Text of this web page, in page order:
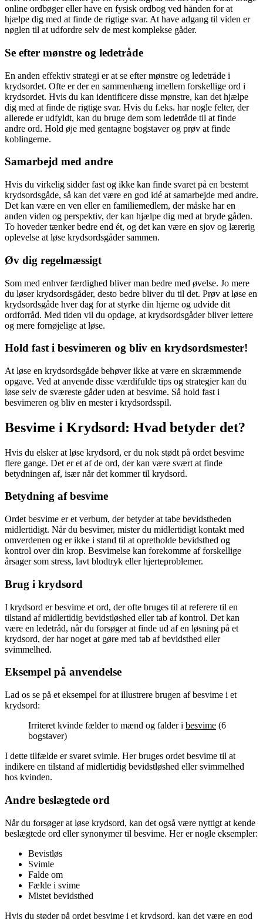
online ordbøger eller have en fysisk ordbog ved hånden for at
hjælpe dig med at finde de rigtige svar. At have adgang til viden er
nøglen til at udfordre selv de mest komplekse gåder.
Se efter mønstre og ledetråde
En anden effektiv strategi er at se efter mønstre og ledetråde i
krydsordet. Ofte er der en sammenhæng imellem forskellige ord i
krydsordet. Hvis du kan identificere disse mønstre, kan det hjælpe
dig med at finde de rigtige svar. Hvis du f.eks. har nogle felter, der
allerede er udfyldt, kan du bruge dem som ledetråde til at finde
andre ord. Hold øje med gentagne bogstaver og prøv at finde
koblingerne.
Samarbejd med andre
Hvis du virkelig sidder fast og ikke kan finde svaret på en bestemt
krydsordsgåde, så kan det være en god idé at samarbejde med andre.
Det kan være en ven eller en familiemedlem, der måske har en
anden viden og perspektiv, der kan hjælpe dig med at bryde gåden.
To hoveder tænker bedre end ét, og det kan være en sjov og lærerig
oplevelse at løse krydsordsgåder sammen.
Øv dig regelmæssigt
Som med enhver færdighed bliver man bedre med øvelse. Jo mere
du løser krydsordsgåder, desto bedre bliver du til det. Prøv at løse en
krydsordsgåde hver dag for at styrke din hjerne og udvide dit
ordforråd. Med tiden vil du opdage, at krydsordsgåder bliver lettere
og mere fornøjelige at løse.
Hold fast i besvimeren og bliv en krydsordsmester!
At løse en krydsordsgåde behøver ikke at være en skræmmende
opgave. Ved at anvende disse værdifulde tips og strategier kan du
løse selv de sværeste gåder uden at besvime. Så hold fast i
besvimeren og bliv en mester i krydsordsspil.
Besvime i Krydsord: Hvad betyder det?
Hvis du elsker at løse krydsord, er du nok stødt på ordet besvime
flere gange. Det er et af de ord, der kan være svært at finde
betydningen af, især når det kommer til krydsord.
Betydning af besvime
Ordet besvime er et verbum, der betyder at tabe bevidstheden
midlertidigt. Når du besvimer, mister du midlertidigt kontakt med
omverdenen og er ikke i stand til at opretholde bevidsthed og
kontrol over din krop. Besvimelse kan forekomme af forskellige
årsager som stress, lavt blodtryk eller hjerteproblemer.
Brug i krydsord
I krydsord er besvime et ord, der ofte bruges til at referere til en
tilstand af midlertidig bevidstløshed eller tab af kontrol. Det kan
være en ledetråd, når du forsøger at finde ud af en løsning på et
krydsord, der har noget at gøre med tab af bevidsthed eller
svimmelhed.
Eksempel på anvendelse
Lad os se på et eksempel for at illustrere brugen af ​​besvime i et
krydsord:
Irriteret kvinde fælder to mænd og falder i besvime (6
bogstaver)
I dette tilfælde er svaret svimle. Her bruges ordet besvime til at
indikere en tilstand af midlertidig bevidstløshed eller svimmelhed
hos kvinden.
Andre beslægtede ord
Når du forsøger at løse krydsord, kan det også være nyttigt at kende
beslægtede ord eller synonymer til besvime. Her er nogle eksempler:
Bevistløs
Svimle
Falde om
Fælde i svime
Mistet bevidsthed
Hvis du støder på ordet besvime i et krydsord, kan det være en god